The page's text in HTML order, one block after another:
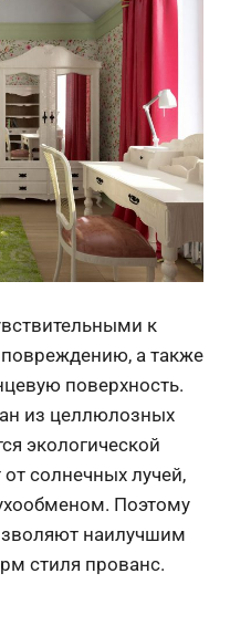
к
а также
поверхность.
из целлюлозных
экологической
солнечных лучей,
Поэтому
наилучшим
стиля прованс.